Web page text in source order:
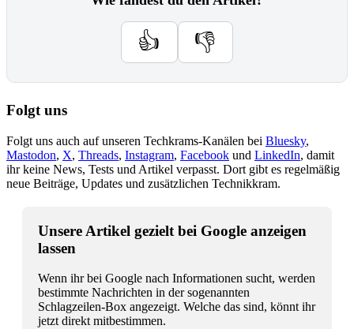
👍 👎
Folgt uns
Folgt uns auch auf unseren Techkrams-Kanälen bei Bluesky,
Mastodon, X, Threads, Instagram, Facebook und LinkedIn, damit
ihr keine News, Tests und Artikel verpasst. Dort gibt es regelmäßig
neue Beiträge, Updates und zusätzlichen Technikkram.
Unsere Artikel gezielt bei Google anzeigen
lassen
Wenn ihr bei Google nach Informationen sucht, werden
bestimmte Nachrichten in der sogenannten
Schlagzeilen-Box angezeigt. Welche das sind, könnt ihr
jetzt direkt mitbestimmen.